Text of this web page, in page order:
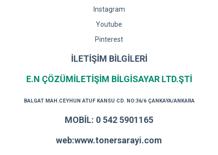
Instagram
Youtube
Pinterest
İLETİŞİM BİLGİLERİ
E.N ÇÖZÜMİLETİŞİM BİLGİSAYAR LTD.ŞTİ
BALGAT MAH.CEYHUN ATUF KANSU CD. NO:36/6 ÇANKAYA/ANKARA
MOBİL: 0 542 5901165
web:www.tonersarayi.com